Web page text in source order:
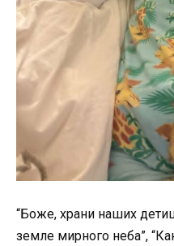
“Боже, храни наших
земле мирного неба”,